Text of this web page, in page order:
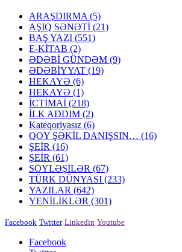
ARAŞDIRMA (5)
AŞIQ SƏNƏTİ (21)
BAŞ YAZI (551)
E-KİTAB (2)
ƏDƏBİ GÜNDƏM (9)
ƏDƏBİYYAT (19)
HEKAYƏ (6)
HEKAYƏ (1)
İCTİMAİ (218)
İLK ADDIM (2)
Kateqoriyasız (6)
QOY ŞƏKİL DANIŞSIN… (16)
ŞEİR (16)
ŞEİR (61)
SÖYLƏŞİLƏR (67)
TÜRK DÜNYASI (233)
YAZILAR (642)
YENİLİKLƏR (301)
Facebook Twitter Linkedin Youtube
Facebook